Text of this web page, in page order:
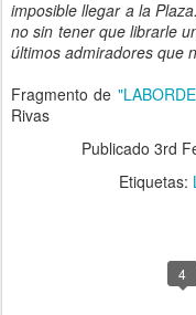
imposible llegar a la
no sin tener que librarle
últimos admiradores que
Fragmento de
Rivas
Publicado 3rd
Etiquetas:
4